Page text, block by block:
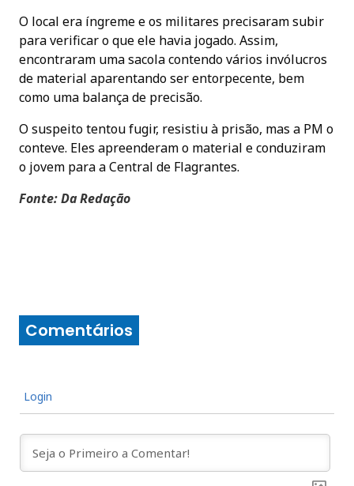
O local era íngreme e os militares precisaram subir
para verificar o que ele havia jogado. Assim,
encontraram uma sacola contendo vários invólucros
de material aparentando ser entorpecente, bem
como uma balança de precisão.
O suspeito tentou fugir, resistiu à prisão, mas a PM o
conteve. Eles apreenderam o material e conduziram
o jovem para a Central de Flagrantes.
Fonte: Da Redação
Comentários
Login